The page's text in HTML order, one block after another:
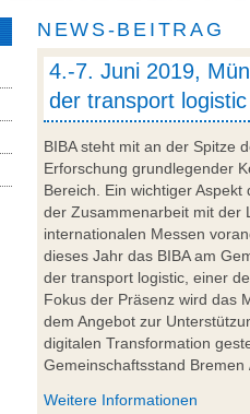
NEWS-BEITRAG
4.-7. Juni 2019,
der transport
BIBA steht mit an der Spitze
Erforschung grundlegender
Bereich. Ein wichtiger
der Zusammenarbeit mit der
internationalen Messen
dieses Jahr das BIBA am
der transport logistic, einer
Fokus der Präsenz wird das
dem Angebot zur
digitalen Transformation
Gemeinschaftsstand
Weitere Informationen